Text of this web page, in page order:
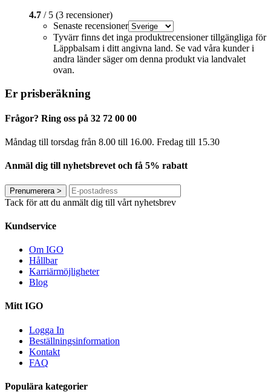
4.7 / 5 (3 recensioner)
Senaste recensioner
Tyvärr finns det inga produktrecensioner tillgängliga för
Läppbalsam i ditt angivna land. Se vad våra kunder i
andra länder säger om denna produkt via landvalet
ovan.
Er prisberäkning
Frågor? Ring oss på 32 72 00 00
Måndag till torsdag från 8.00 till 16.00. Fredag ​​till 15.30
Anmäl dig till nyhetsbrevet och få 5% rabatt
Prenumerera >
Tack för att du anmält dig till vårt nyhetsbrev
Kundservice
Om IGO
Hållbar
Karriärmöjligheter
Blog
Mitt IGO
Logga In
Beställningsinformation
Kontakt
FAQ
Populära kategorier